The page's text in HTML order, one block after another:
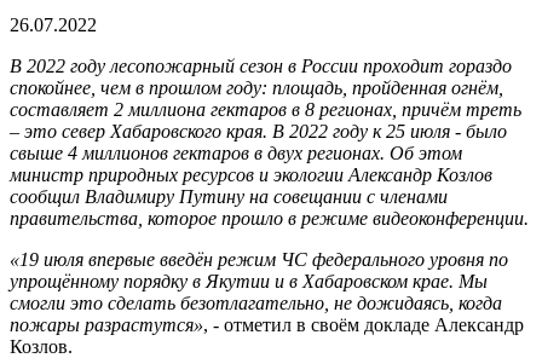
26.07.2022
В 2022 году лесопожарный сезон в России проходит гораздо
спокойнее, чем в прошлом году: площадь, пройденная огнём,
составляет 2 миллиона гектаров в 8 регионах, причём треть
– это север Хабаровского края. В 2022 году к 25 июля - было
свыше 4 миллионов гектаров в двух регионах. Об этом
министр природных ресурсов и экологии Александр Козлов
сообщил Владимиру Путину на совещании с членами
правительства, которое прошло в режиме видеоконференции.
«19 июля впервые введён режим ЧС федерального уровня по
упрощённому порядку в Якутии и в Хабаровском крае. Мы
смогли это сделать безотлагательно, не дожидаясь, когда
пожары разрастутся», - отметил в своём докладе Александр
Козлов.